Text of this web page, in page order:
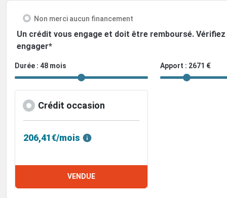
Non merci aucun financement
Un crédit vous engage et doit être remboursé.
engager*
Durée : 48 mois Apport : 2671 €
Crédit occasion
206,41€/mois
VENDUE